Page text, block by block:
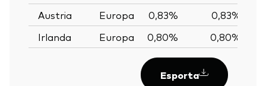
Austria
Europa 0,83%
0,83%
Irlanda
Europa 0,80% 0,80%
Esporta